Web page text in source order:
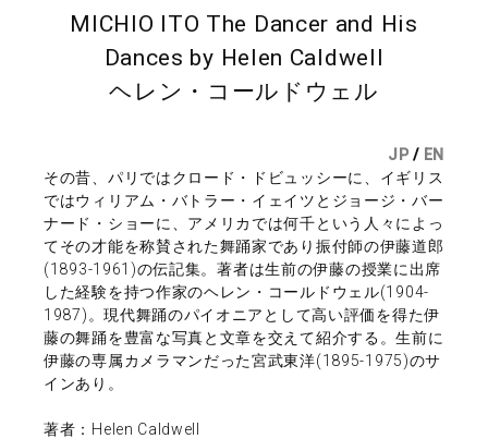
MICHIO ITO The Dancer and His
Dances by Helen Caldwell
ヘレン・コールドウェル
JP / EN
その昔、パリではクロード・ドビュッシーに、イギリス
ではウィリアム・バトラー・イェイツとジョージ・バー
ナード・ショーに、アメリカでは何千という人々によっ
てその才能を称賛された舞踊家であり振付師の伊藤道郎
(1893-1961)の伝記集。著者は生前の伊藤の授業に出席
した経験を持つ作家のヘレン・コールドウェル(1904-
1987)。現代舞踊のパイオニアとして高い評価を得た伊
藤の舞踊を豊富な写真と文章を交えて紹介する。生前に
伊藤の専属カメラマンだった宮武東洋(1895-1975)のサ
インあり。
著者：Helen Caldwell